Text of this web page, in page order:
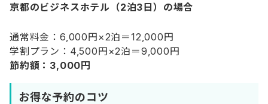
京都のビジネスホテル（2泊3日）の場合
通常料金：6,000円×2泊＝12,000円
学割プラン：4,500円×2泊＝9,000円
節約額：3,000円
お得な予約のコツ